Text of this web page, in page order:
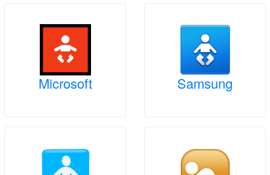
Samsung
Microsoft